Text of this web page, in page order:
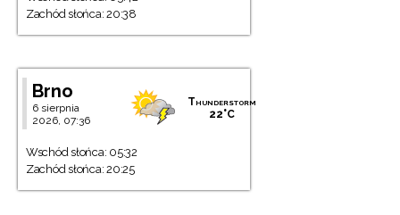
Zachód słońca: 20:38
Brno
6 sierpnia
2026, 07:36
Thunderstorm
22°C
Wschód słońca: 05:32
Zachód słońca: 20:25